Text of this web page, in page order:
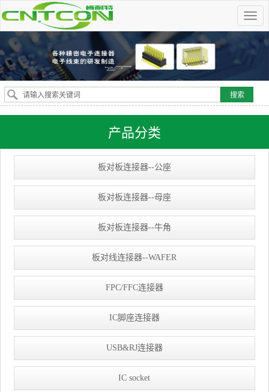
产品分类
板对板连接器--公座
板对板连接器--母座
板对板连接器--牛角
板对线连接器--WAFER
FPC/FFC连接器
IC脚座连接器
USB&RJ连接器
IC socket